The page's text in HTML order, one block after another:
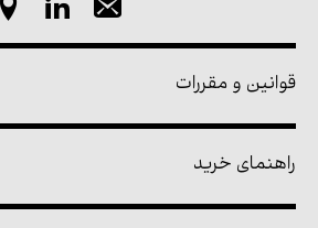
قوانین و مقررات
راهنمای خرید